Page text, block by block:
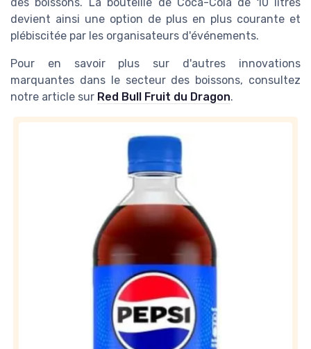
devient ainsi une option de plus en plus courante et
plébiscitée par les organisateurs d'événements.
Pour en savoir plus sur d'autres innovations
marquantes dans le secteur des boissons, consultez
notre article sur Red Bull Fruit du Dragon.